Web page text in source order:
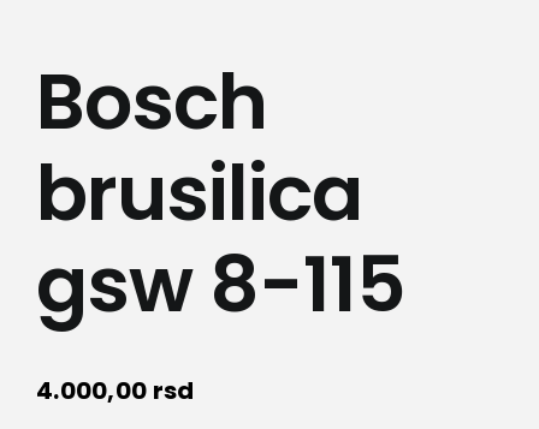
Kamere
Medicinska oprema
Svi proizvodi
Bosch
brusilica
gsw 8-115
4.000,00 rsd